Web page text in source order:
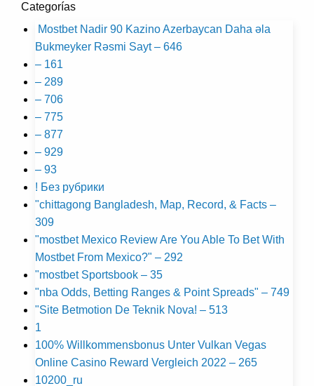
Categorías
️ Mostbet Nadir 90 Kazino Azerbaycan Daha əla
Bukmeyker Rəsmi Sayt – 646
– 161
– 289
– 706
– 775
– 877
– 929
– 93
! Без рубрики
"chittagong Bangladesh, Map, Record, & Facts –
309
"mostbet Mexico Review Are You Able To Bet With
Mostbet From Mexico?" – 292
"mostbet Sportsbook – 35
"nba Odds, Betting Ranges & Point Spreads" – 749
"Site Betmotion De Teknik Nova! – 513
1
100% Willkommensbonus Unter Vulkan Vegas ️
Online Casino Reward Vergleich 2022 – 265
10200_ru